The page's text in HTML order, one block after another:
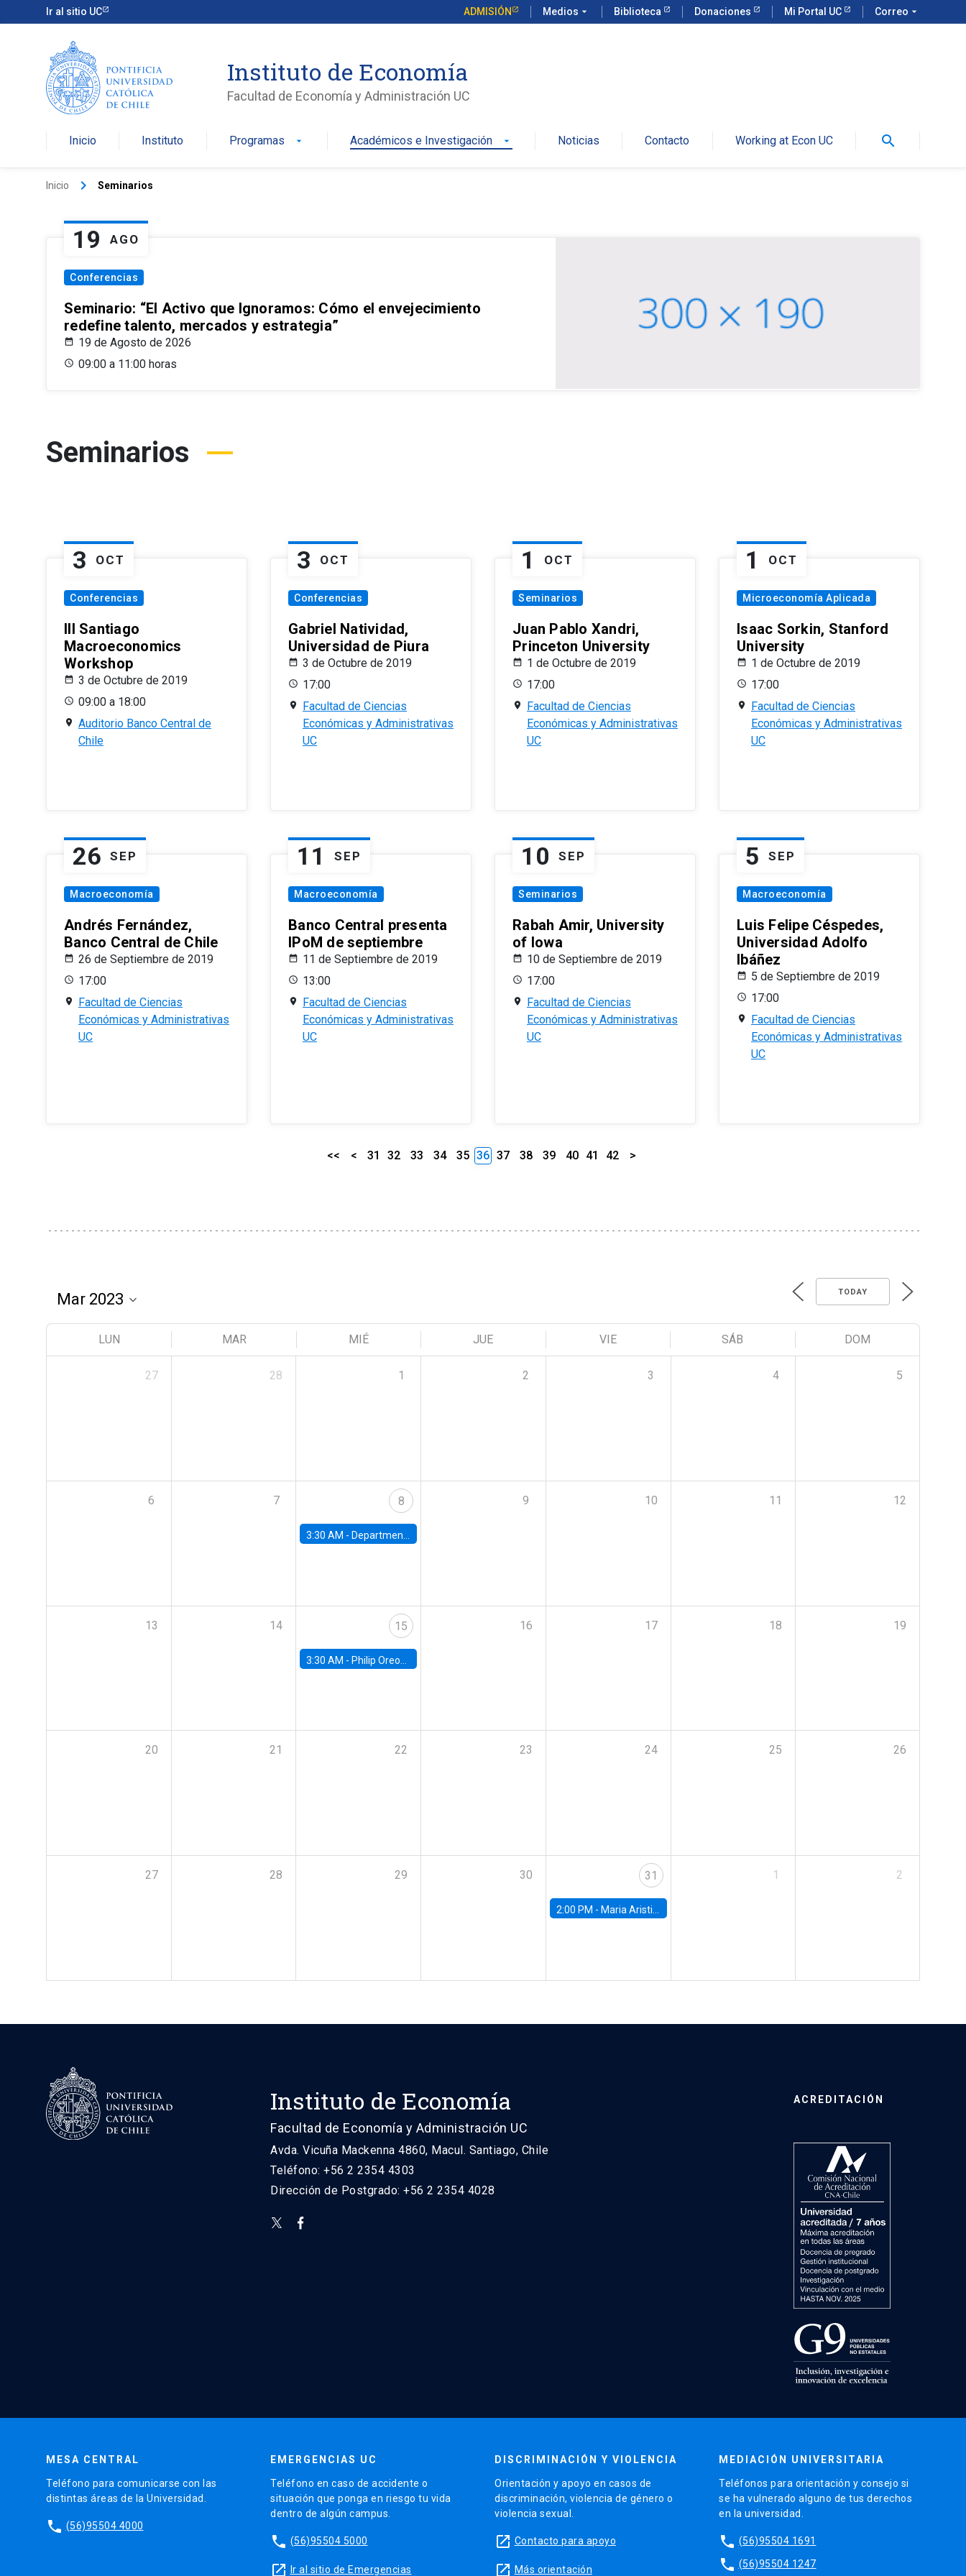
Ir al sitio UC ADMISIÓN Medios arrow_drop_down Biblioteca Donaciones Mi Portal UC Correo arrow_drop_down
Instituto de Economía
Facultad de Economía y Administración UC
Inicio Instituto Programas arrow_drop_down Académicos e Investigación arrow_drop_down Noticias Contacto Working at Econ UC search
Inicio keyboard_arrow_right Seminarios
19 AGO
Conferencias
Seminario: “El Activo que Ignoramos: Cómo el envejecimiento
redefine talento, mercados y estrategia”
19 de Agosto de 2026
09:00 a 11:00 horas
Seminarios
3 OCT
Conferencias
III Santiago
Macroeconomics
Workshop
3 de Octubre de 2019
09:00 a 18:00
Auditorio Banco Central de
Chile
3 OCT
Conferencias
Gabriel Natividad,
Universidad de Piura
3 de Octubre de 2019
17:00
Facultad de Ciencias
Económicas y Administrativas
UC
1 OCT
Seminarios
Juan Pablo Xandri,
Princeton University
1 de Octubre de 2019
17:00
Facultad de Ciencias
Económicas y Administrativas
UC
1 OCT
Microeconomía Aplicada
Isaac Sorkin, Stanford
University
1 de Octubre de 2019
17:00
Facultad de Ciencias
Económicas y Administrativas
UC
26 SEP
Macroeconomía
Andrés Fernández,
Banco Central de Chile
26 de Septiembre de 2019
17:00
Facultad de Ciencias
Económicas y Administrativas
UC
11 SEP
Macroeconomía
Banco Central presenta
IPoM de septiembre
11 de Septiembre de 2019
13:00
Facultad de Ciencias
Económicas y Administrativas
UC
10 SEP
Seminarios
Rabah Amir, University
of Iowa
10 de Septiembre de 2019
17:00
Facultad de Ciencias
Económicas y Administrativas
UC
5 SEP
Macroeconomía
Luis Felipe Céspedes,
Universidad Adolfo
Ibáñez
5 de Septiembre de 2019
17:00
Facultad de Ciencias
Económicas y Administrativas
UC
<< < 31 32 33 34 35 36 37 38 39 40 41 42 >
TODAY
LUN MAR MIÉ JUE VIE SÁB DOM
27 28 1 2 3 4 5
6 7 8
3:30 AM - Department Seminar: James Robinson
9 10 11 12
13 14 15
3:30 AM - Philip Oreopolous, University of Toronto
16 17 18 19
20 21 22 23 24 25 26
27 28 29 30 31
2:00 PM - Maria Aristizabal-Ramirez, FED Board
1 2
Instituto de Economía
Facultad de Economía y Administración UC
Avda. Vicuña Mackenna 4860, Macul. Santiago, Chile
Teléfono: +56 2 2354 4303
Dirección de Postgrado: +56 2 2354 4028
ACREDITACIÓN
MESA CENTRAL
Teléfono para comunicarse con las
distintas áreas de la Universidad.
phone (56)95504 4000
EMERGENCIAS UC
Teléfono en caso de accidente o
situación que ponga en riesgo tu vida
dentro de algún campus.
phone (56)95504 5000
launch Ir al sitio de Emergencias
DISCRIMINACIÓN Y VIOLENCIA
Orientación y apoyo en casos de
discriminación, violencia de género o
violencia sexual.
launch Contacto para apoyo
launch Más orientación
MEDIACIÓN UNIVERSITARIA
Teléfonos para orientación y consejo si
se ha vulnerado alguno de tus derechos
en la universidad.
phone (56)95504 1691
phone (56)95504 1247